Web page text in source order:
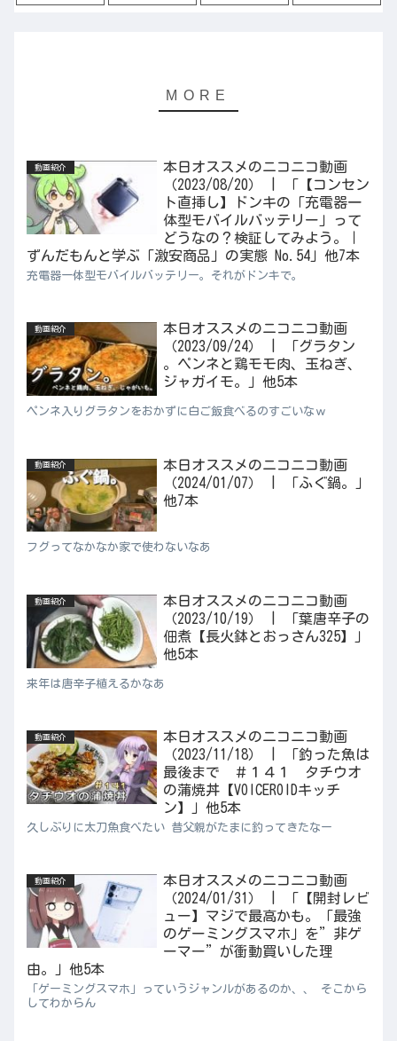
動画紹介
本日オススメのニコニコ動画
（2023/08/20） | 「【コンセン
ト直挿し】ドンキの「充電器一
体型モバイルバッテリー」って
どうなの？検証してみよう。｜
ずんだもんと学ぶ「激安商品」の実態 No.54」他7本
充電器一体型モバイルバッテリー。それがドンキで。
動画紹介
本日オススメのニコニコ動画
（2023/09/24） | 「グラタン
。ペンネと鶏モモ肉、玉ねぎ、
ジャガイモ。」他5本
ペンネ入りグラタンをおかずに白ご飯食べるのすごいなｗ
動画紹介
本日オススメのニコニコ動画
（2024/01/07） | 「ふぐ鍋。」
他7本
フグってなかなか家で使わないなあ
動画紹介
本日オススメのニコニコ動画
（2023/10/19） | 「葉唐辛子の
佃煮【長火鉢とおっさん325】」
他5本
来年は唐辛子植えるかなあ
動画紹介
本日オススメのニコニコ動画
（2023/11/18） | 「釣った魚は
最後まで ＃１４１ タチウオ
の蒲焼丼【VOICEROIDキッチ
ン】」他5本
久しぶりに太刀魚食べたい 昔父親がたまに釣ってきたなー
動画紹介
本日オススメのニコニコ動画
（2024/01/31） | 「【開封レビ
ュー】マジで最高かも。「最強
のゲーミングスマホ」を”非ゲ
ーマー”が衝動買いした理
由。」他5本
「ゲーミングスマホ」っていうジャンルがあるのか、、 そこから
してわからん